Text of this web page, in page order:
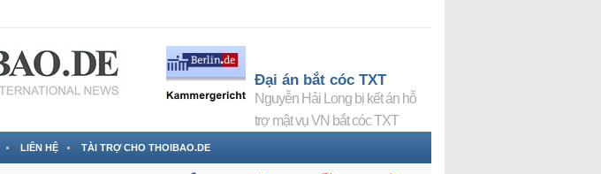
Đại án bắt cóc TXT
Nguyễn Hải Long bị kết án hỗ
trợ mật vụ VN bắt cóc TXT
LIÊN HỆ TÀI TRỢ CHO THOIBAO.DE